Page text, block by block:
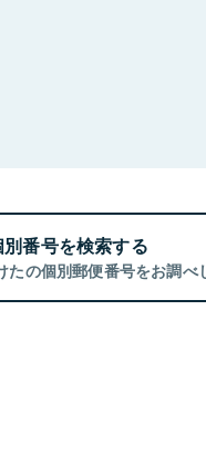
番号を検索する
たの個別郵便番号をお調べ